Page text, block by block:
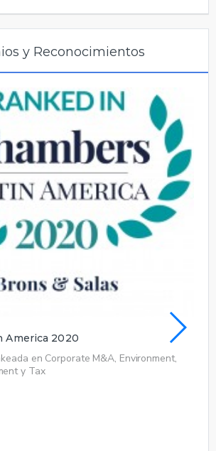
y Reconocimientos
America 2020
en Corporate M&A, Environment,
y Tax